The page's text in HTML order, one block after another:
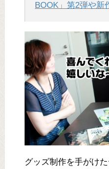
BOOK」第2弾や新
グッズ制作を手がけた